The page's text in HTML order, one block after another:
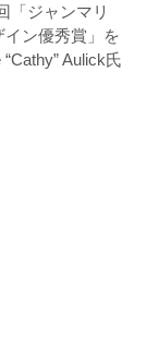
「ジャンマリ
ン優秀賞」を
Aulick氏